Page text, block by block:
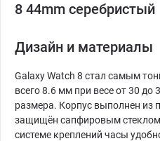
8 44mm серебристый
Дизайн и материалы
Galaxy Watch 8 стал самым
всего 8.6 мм при весе от 30 до
размера. Корпус выполнен из
защищён сапфировым
системе креплений часы